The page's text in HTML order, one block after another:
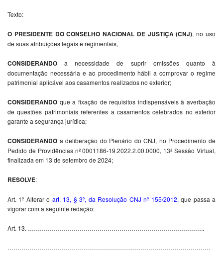
Texto:
O PRESIDENTE DO CONSELHO NACIONAL DE JUSTIÇA (CNJ), no uso
de suas atribuições legais e regimentais,
CONSIDERANDOa necessidade de suprir omissões quanto à
documentação necessária e ao procedimento hábil a comprovar o regime
patrimonial aplicável aos casamentos realizados no exterior;
CONSIDERANDO que a fixação de requisitos indispensáveis à averbação
de questões patrimoniais referentes a casamentos celebrados no exterior
garante a segurança jurídica;
CONSIDERANDO a deliberação do Plenário do CNJ, no Procedimento de
Pedido de Providências nº 0001186-19.2022.2.00.0000, 13ª Sessão Virtual,
finalizada em 13 de setembro de 2024;
RESOLVE:
Art. 1º Alterar o art. 13, § 3º, da Resolução CNJ nº 155/2012, que passa a
vigorar com a seguinte redação:
Art. 13. ……………………………………………………………………………..
…………………………………………………………………………………………